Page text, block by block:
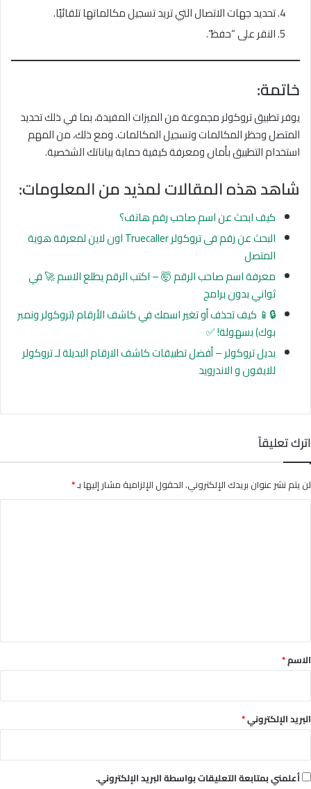
تحديد جهات الاتصال التي تريد تسجيل مكالماتها تلقائيًا.
النقر على “حفظ”.
خاتمة:
يوفر تطبيق تروكولر مجموعة من الميزات المفيدة، بما في ذلك تحديد
المتصل وحظر المكالمات وتسجيل المكالمات. ومع ذلك، من المهم
استخدام التطبيق بأمان ومعرفة كيفية حماية بياناتك الشخصية.
شاهد هذه المقالات لمذيد من المعلومات:
كيف ابحث عن اسم صاحب رقم هاتف؟
البحث عن رقم فى تروكولر Truecaller اون لاين لمعرفة هوية
المتصل
معرفة اسم صاحب الرقم 🤯 – اكتب الرقم يطلع الاسم 🚀 في
ثواني بدون برامج
🔒📱 كيف تحذف أو تغير اسمك في كاشف الأرقام (تروكولر ونمبر
بوك) بسهولة! ✅
بديل تروكولر – أفضل تطبيقات كاشف الارقام البديلة لـ تروكولر
للايفون و الاندرويد
اترك تعليقاً
لن يتم نشر عنوان بريدك الإلكتروني.الحقول الإلزامية مشار إليها بـ*
*الاسم*
البريد الإلكتروني*
أعلمني بمتابعة التعليقات بواسطة البريد الإلكتروني.